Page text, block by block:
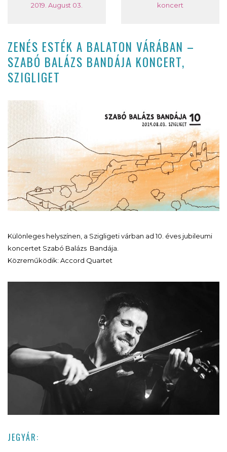
2019. August 03. koncert
ZENÉS ESTÉK A BALATON VÁRÁBAN –
SZABÓ BALÁZS BANDÁJA KONCERT,
SZIGLIGET
Különleges helyszínen, a Szigligeti várban ad 10. éves jubileumi
koncertet Szabó Balázs Bandája.
Közreműködik: Accord Quartet
JEGYÁR: